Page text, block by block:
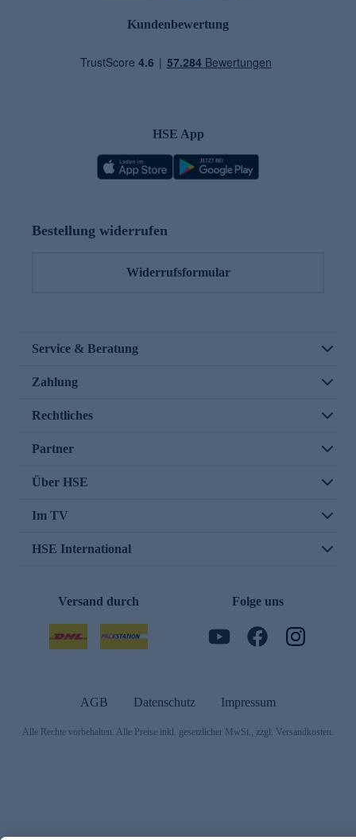
Kundenbewertung
HSE App
Bestellung widerrufen
Widerrufsformular
Service & Beratung
Zahlung
Rechtliches
Partner
Über HSE
Im TV
HSE International
Versand durch Folge uns
AGB Datenschutz Impressum
Alle Rechte vorbehalten. Alle Preise inkl. gesetzlicher MwSt., zzgl. Versandkosten.